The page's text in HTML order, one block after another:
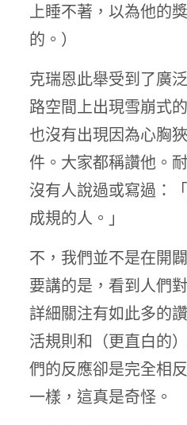
上睡不著，以為他的
的。）
克瑞恩此舉受到了廣
路空間上出現雪崩式
也沒有出現因為心胸
件。大家都稱讚他。
沒有人說過或寫過：
成規的人。」
不，我們並不是在開
要講的是，看到人們
詳細關注有如此多的
活規則和（更直白的
們的反應卻是完全相
一樣，這真是奇怪。